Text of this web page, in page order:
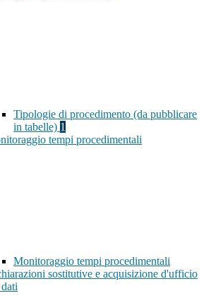
Tipologie di procedimento (da pubblicare
in tabelle) 1
tempi procedimentali
Monitoraggio tempi procedimentali
sostitutive e acquisizione d'ufficio